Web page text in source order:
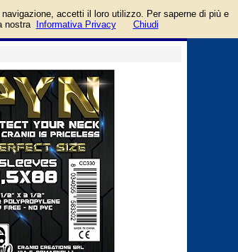
guida
accetti il loro utilizzo. Per saperne di più e
nostra
Informativa Privacy Chiudi